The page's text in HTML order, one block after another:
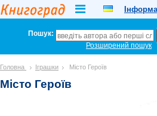
Пошук:
Розширений пошук
Головна Іграшки Місто Героїв
Місто Героїв